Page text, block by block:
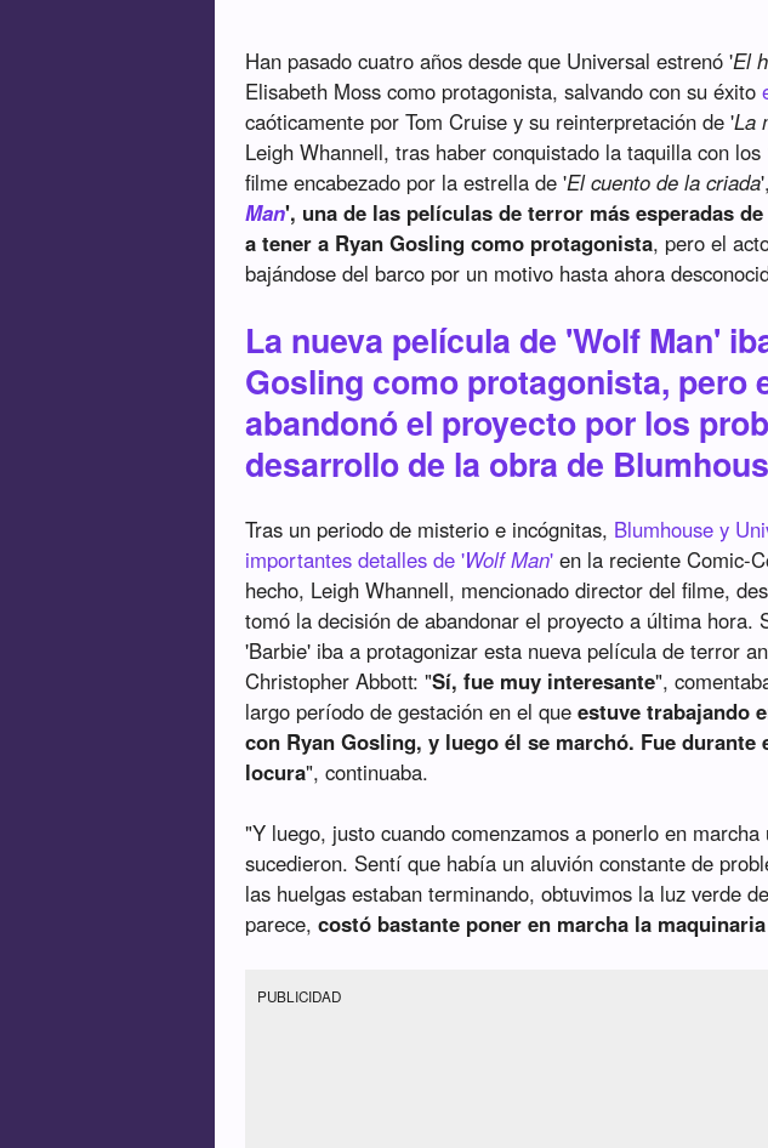
Han pasado cuatro años desde que Universal estrenó 'El
Elisabeth Moss como protagonista, salvando con su éxito
caóticamente por Tom Cruise y su reinterpretación de 'La
Leigh Whannell, tras haber conquistado la taquilla con
filme encabezado por la estrella de 'El cuento de la criada
Man', una de las películas de terror más esperadas
a tener a Ryan Gosling como protagonista, pero el
bajándose del barco por un motivo hasta ahora
La nueva película de 'Wolf Man'
Gosling como protagonista, pero
abandonó el proyecto por los
desarrollo de la obra de
Tras un periodo de misterio e incógnitas, Blumhouse y
importantes detalles de 'Wolf Man' en la reciente Comic-
hecho, Leigh Whannell, mencionado director del filme,
tomó la decisión de abandonar el proyecto a última hora.
'Barbie' iba a protagonizar esta nueva película de terror
Christopher Abbott: "Sí, fue muy interesante",
largo período de gestación en el queestuve trabajando
con Ryan Gosling, y luego él se marchó. Fue durante
locura", continuaba.
"Y luego, justo cuando comenzamos a ponerlo en
sucedieron. Sentí que había un aluvión constante de
las huelgas estaban terminando, obtuvimos la luz verde
parece,costó bastante poner en marcha la
PUBLICIDAD